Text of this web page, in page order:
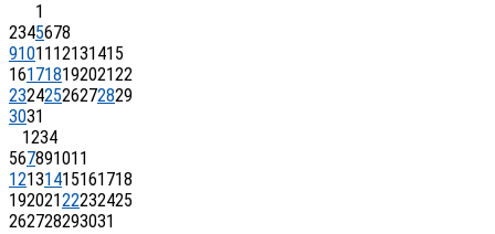
1
2345678
91011 12131415
16171819202122
23242526272829
3031
1234
567891011
12131415161718
19202122232425
262728293031